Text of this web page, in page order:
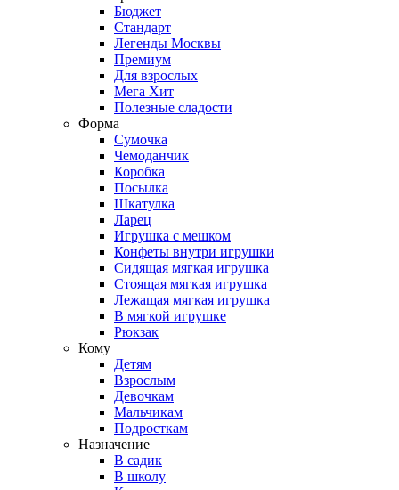
Бюджет
Стандарт
Легенды Москвы
Премиум
Для взрослых
Мега Хит
Полезные сладости
Форма
Сумочка
Чемоданчик
Коробка
Посылка
Шкатулка
Ларец
Игрушка с мешком
Конфеты внутри игрушки
Сидящая мягкая игрушка
Стоящая мягкая игрушка
Лежащая мягкая игрушка
В мягкой игрушке
Рюкзак
Кому
Детям
Взрослым
Девочкам
Мальчикам
Подросткам
Назначение
В садик
В школу